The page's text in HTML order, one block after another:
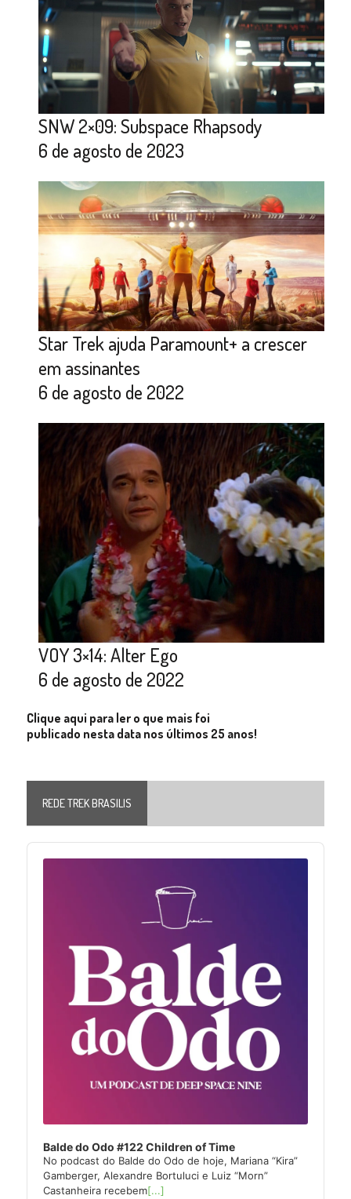
SNW 2×09: Subspace Rhapsody
6 de agosto de 2023
Star Trek ajuda Paramount+ a crescer
em assinantes
6 de agosto de 2022
VOY 3×14: Alter Ego
6 de agosto de 2022
Clique aqui para ler o que mais foi
publicado nesta data nos últimos 25 anos!
REDE TREK BRASILIS
Audio
Player
Balde do Odo #122 Children of Time
No podcast do Balde do Odo de hoje, Mariana “Kira”
Gamberger, Alexandre Bortuluci e Luiz “Morn”
Castanheira recebem[...]